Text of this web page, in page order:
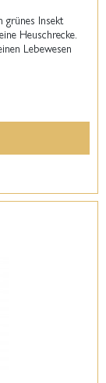
Insekt
Heuschrecke.
Lebewesen